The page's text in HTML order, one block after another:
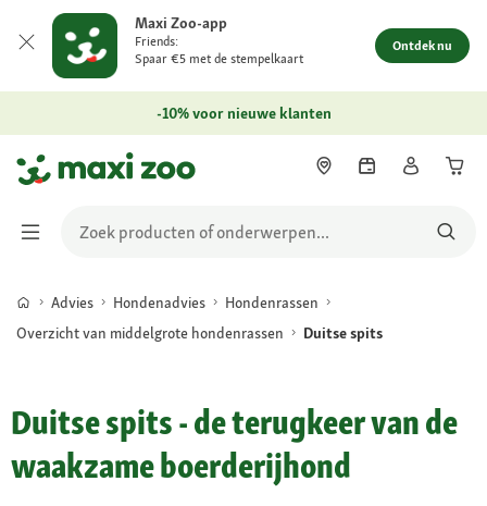
Maxi Zoo-app
Friends:
Spaar €5 met de stempelkaart
Ontdek nu
-10% voor nieuwe klanten
Advies Hondenadvies
Hondenrassen
Overzicht van middelgrote hondenrassen
Duitse spits
Duitse spits - de terugkeer van de
waakzame boerderijhond